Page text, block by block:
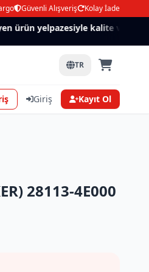
Güvenli Alışveriş Kolay İade
yelpazesiyle kalite ve güven.
TR
Giriş Kayıt Ol
28113-4E000